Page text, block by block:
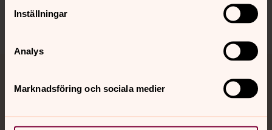
Inställningar
Analys
Marknadsföring och sociala medier
Jourhavande präst
med en präst på kvällar och nätter.